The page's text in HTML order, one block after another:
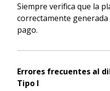
Siempre verifica que la
correctamente
pago.
Errores frecuentes al
Tipo I